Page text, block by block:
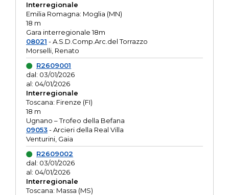
Interregionale
Emilia Romagna: Moglia (MN)
18 m
Gara interregionale 18m
08021 - A.S.D.Comp.Arc.del Torrazzo
Morselli, Renato
R2609001
dal: 03/01/2026
al: 04/01/2026
Interregionale
Toscana: Firenze (FI)
18 m
Ugnano – Trofeo della Befana
09053- Arcieri della Real Villa
Venturini, Gaia
R2609002
dal: 03/01/2026
al: 04/01/2026
Interregionale
Toscana: Massa (MS)